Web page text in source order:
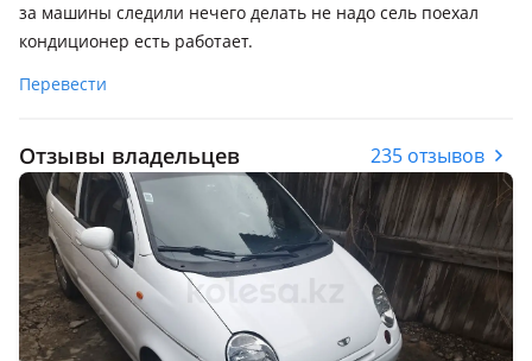
за машины следили нечего делать не надо сель поехал
кондиционер есть работает.
Перевести
Отзывы владельцев 235 отзывов